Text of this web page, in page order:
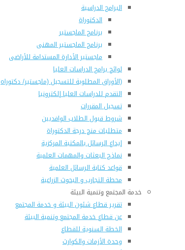
البرامج الدراسية
الدكتوراة
برنامج الماجستير
برنامج الماجستير المهنى
ماجستير الأدارة المستدامة للأراضى
لوائح برامج الدراسات العليا
(الأوراق المطلوبة للتسجيل (ماجستير/ دكتوراه
التقدم للدراسات العليا إلكترونيا
تسجيل المقررات
شروط قبول الطلاب الوافديين
متطلبات منح درجة الدكتوراة
إيداع الرسائل بالمكتبة المركزية
نماذج البعثات والمهمات العلمية
قواعد كتابة الرسائل العلمية
محطة التجارب و البحوث الزراعية
خدمة المجتمع وتنمية البيئة
تقرير قطاع شئون البيئة و خدمة المجتمع
عن قطاع خدمة المجتمع وتنمية البيئة
الخطة السنوية للقطاع
وحدة الأزمات والكوارث